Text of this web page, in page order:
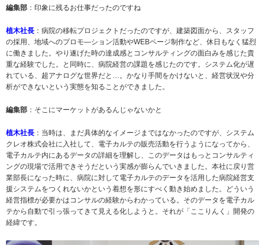
編集部 ：印象に残るお仕事だったのですね
植木社長 ：病院の移転プロジェクトだったのですが、建築図面から、スタッフ
の採用、地域へのプロモ―ション活動やWEBページ制作など、休日もなく猛烈
に働きました。やり遂げた時の達成感とコンサルティングの面白みを感じた貴
重な経験でした。と同時に、病院経営の課題を感じたのです。システム化が遅
れている、超アナログな世界だと…。かなり手間をかけないと、経営状況や分
析ができないという実態を知ることができました。
編集部 ：そこにマーケットがあるんじゃないかと
植木社長 ：当時は、まだ具体的なイメージまではなかったのですが、システム
クレオ株式会社に入社して、電子カルテの販売活動を行うようになってから、
電子カルテ内にあるデータの詳細を理解し、このデータはもっとコンサルティ
ングの現場で活用できそうだという実感が膨らんでいきました。本社に戻り営
業部長になった時に、病院に対して電子カルテのデータを活用した病院経営支
援システムをつくれないかという着想を形にすべく動き始めました。どういう
経営指標が必要かはコンサルの経験からわかっている。そのデータを電子カル
テから自動で引っ張ってきて見える化しようと。それが「ここりんく」開発の
経緯です。